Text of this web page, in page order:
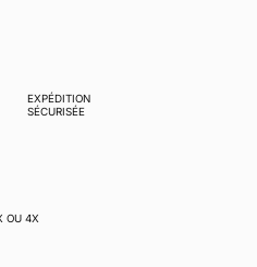
EXPÉDITION
SÉCURISÉE
OU 4X